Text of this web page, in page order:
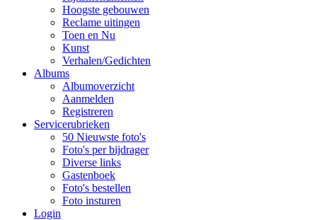
Hoogste gebouwen
Reclame uitingen
Toen en Nu
Kunst
Verhalen/Gedichten
Albums
Albumoverzicht
Aanmelden
Registreren
Servicerubrieken
50 Nieuwste foto's
Foto's per bijdrager
Diverse links
Gastenboek
Foto's bestellen
Foto insturen
Login